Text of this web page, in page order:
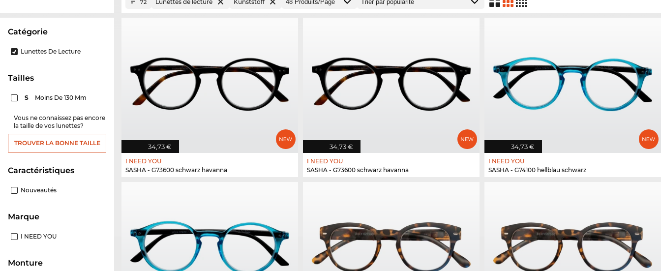
Catégorie
Lunettes De Lecture
Tailles
S Moins De 130 Mm
Vous ne connaissez pas encore
la taille de vos lunettes?
TROUVER LA BONNE TAILLE
Caractéristiques
Nouveautés
Marque
I NEED YOU
Monture
72 Lunettes de lecture Kunststoff
34,73 €
I NEED YOU
SASHA - G73600 schwarz havanna
34,73 €
I NEED YOU
SASHA - G73600 schwarz havanna
34,73 €
I NEED YOU
SASHA - G74100 hellblau schwarz